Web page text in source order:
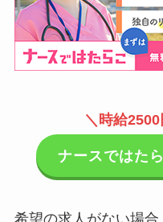
＼時給
ナースではた
希望の求人がない場